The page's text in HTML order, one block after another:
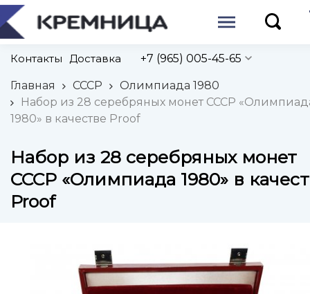
Контакты Доставка +7 (965) 005-45-65
Главная СССР
Олимпиада 1980
Набор из 28 серебряных монет СССР
1980» в качестве Proof
Набор из 28 серебряных монет
СССР «Олимпиада 1980» в
Proof